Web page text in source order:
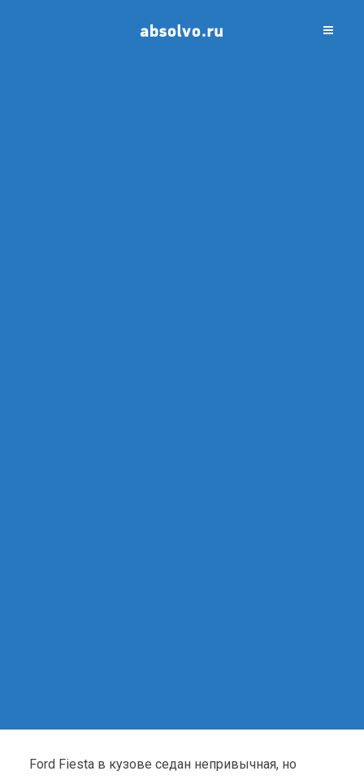
Ford Fiesta в кузове седан непривычная, но